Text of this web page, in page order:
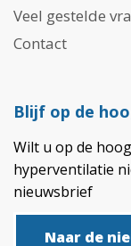
Veel gestelde
Contact
Blijf op de
Wilt u op de
hyperventilatie
nieuwsbrief
Naar de